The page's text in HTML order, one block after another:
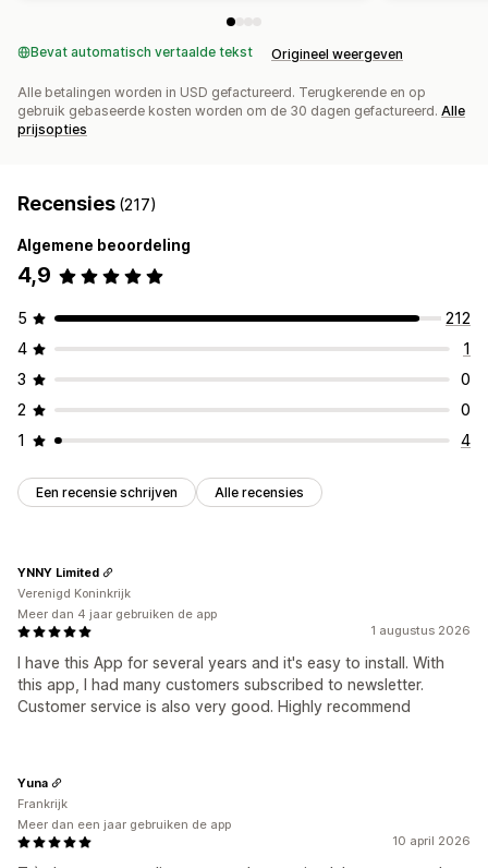
Bevat automatisch vertaalde tekst Origineel weergeven
Alle betalingen worden in USD gefactureerd. Terugkerende en op
gebruik gebaseerde kosten worden om de 30 dagen gefactureerd. Alle
prijsopties
Recensies (217)
Algemene beoordeling
4,9
5
212
4
1
3
0
2
0
1
4
Een recensie schrijven Alle recensies
1 augustus 2026
I have this App for several years and it's easy to install. With
this app, I had many customers subscribed to newsletter.
Customer service is also very good. Highly recommend
YNNY Limited
Verenigd Koninkrijk
Meer dan 4 jaar gebruiken de app
10 april 2026
Yuna
Frankrijk
Meer dan een jaar gebruiken de app